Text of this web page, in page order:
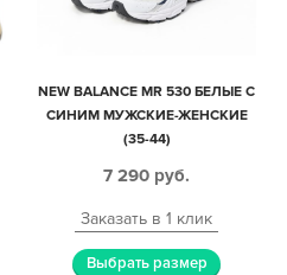
NEW BALANCE MR 530 БЕЛЫЕ С
СИНИМ МУЖСКИЕ-ЖЕНСКИЕ
(35-44)
7 290 руб.
Заказать в 1 клик
Выбрать размер